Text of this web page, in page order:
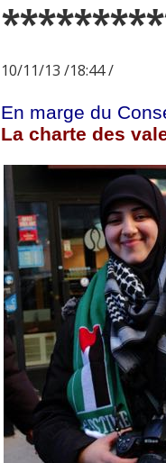
10/11/13 /18:44 /
En marge du
La charte des